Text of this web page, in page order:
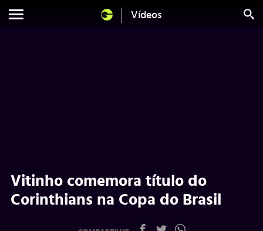
Vídeos
Vitinho comemora título do
Corinthians na Copa do Brasil